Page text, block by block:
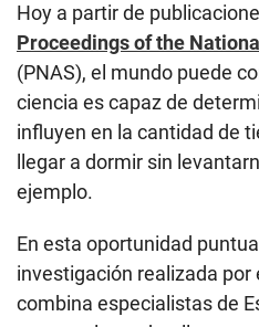
Hoy a partir de
Proceedings of the
(PNAS), el mundo puede
ciencia es capaz de
influyen en la cantidad de
llegar a dormir sin
ejemplo.
En esta oportunidad
investigación realizada
combina especialistas de